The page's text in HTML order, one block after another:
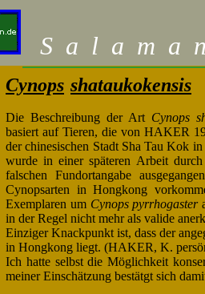
S a l a m a
Cynops shataukokensis
Die Beschreibung der Art Cynops
basiert auf Tieren, die von HAKER
der chinesischen Stadt Sha Tau Kok
wurde in einer späteren Arbeit
falschen Fundortangabe
Cynopsarten in Hongkong
Exemplaren um Cynops pyrrhogaster
in der Regel nicht mehr als valide
Einziger Knackpunkt ist, dass der
in Hongkong liegt. (HAKER, K.
Ich hatte selbst die Möglichkeit
meiner Einschätzung bestätgt sich